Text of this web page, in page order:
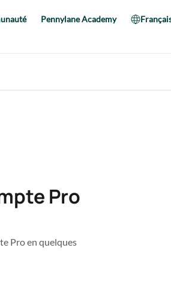
Pennylane Academy
Pro
Pro en quelques